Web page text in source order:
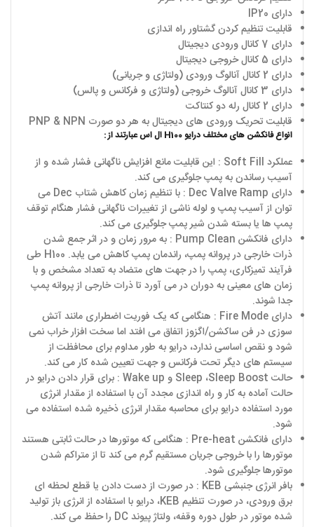
دارای IP20
قابلیت تنظیم کردن گشتاور راه اندازی
دارای 7 کانال ورودی دیجیتال
دارای 5 کانال خروجی دیجیتال
دارای 2 کانال آنالوگ ورودی (ولتاژی و جریانی)
دارای 3 کانال آنالوگ خروجی (ولتاژی و فرکانس و پالس)
دارای 2 کانال رله دو کنتاکت
قابلیت تحریک ورودی های دیجیتال به هر دو صورت PNP & NPN
انواع فانکشن های مختلف درایو H100 ال اس عبارتند از :
عملکرد Soft Fill : این قابلیت مانع افزایش ناگهانی فشار شده و از
آسیب رساندن به پمپ جلوگیری می کند.
دارای Dec Valve Ramp : با تنظیم زمان کاهش شتاب Dec می
توان از آسیب پمپ و لوله ناشی از تغییرات ناگهانی فشار هنگام توقف
پمپ ها یا بسته شدن شیر پمپ جلوگیری می کند.
دارای فانکشن Pump Clean : به مرور زمان و در اثر جمع شدن
ذرات خارجی در پروانه پمپ، راندمان پمپ کاهش می یابد. H100 طی
فرآیند تمیزکاری، پمپ را در جهت های متضاد به تعداد مشخص و با
زمان های معینی به دوران در می آورد تا ذرات خارجی از پروانه پمپ
جدا شوند.
دارای Fire Mode : هنگامی که یک فوریت اضطراری مانند آتش
سوزی در فن ساکشن/اگزوز اتفاق می افتد اما سخت افزار خراب نمی
شود و نقص اساسی ندارد، درایو به طور مداوم برای محافظت از
سیستم های دیگر تحت فرکانس و جهت تعیین شده کار می کند.
حالت Sleep ،Sleep Boost و Wake up : برای قرار دادن درایو در
حالت آماده به کار و راه اندازی مجدد آن با استفاده از مقدار انرژی
مورد استفاده درایو برای محاسبه مقدار انرژی ذخیره شده استفاده می
شود.
دارای فانکشن Pre-heat : هنگامی که موتورها در حالت ثابتی هستند
موتورها را با خروجی جریان مستقیم گرم می کند تا از متراکم شدن
موتورها جلوگیری شود.
بافر انرژی جنبشی KEB : در صورت از دست دادن یا قطع لحظه ای
برق ورودی، در صورت تنظیم KEB، درایو با استفاده از انرژی باز تولید
شده موتور در طول دوره وقفه، ولتاژ پیوند DC را حفظ می کند.